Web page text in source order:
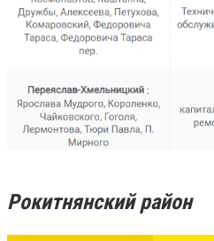
Рокитнянский район